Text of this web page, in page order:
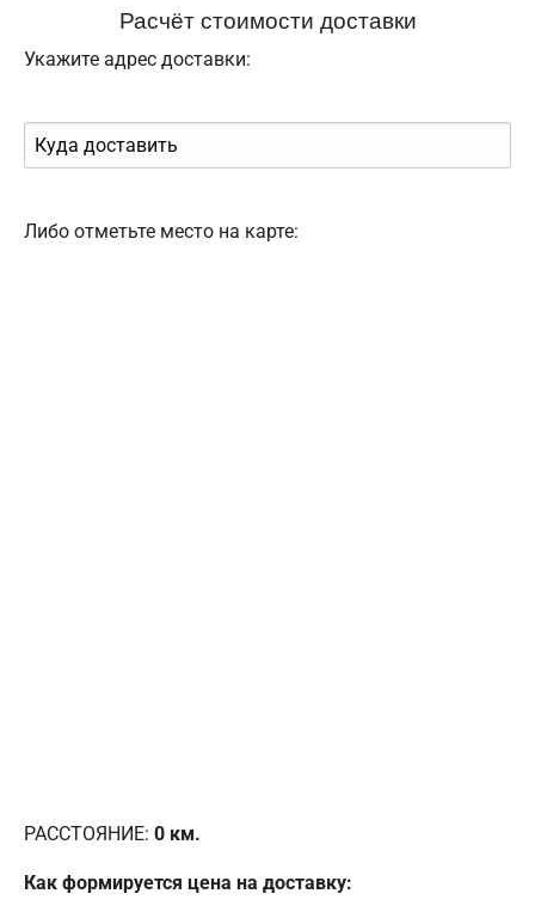
Расчёт стоимости доставки
Укажите адрес доставки:
Либо отметьте место на карте:
РАССТОЯНИЕ: 0 км.
Как формируется цена на доставку: